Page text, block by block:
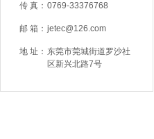
传 真： 0769-33376768
邮 箱： jetec@126.com
地 址： 东莞市莞城街道罗沙社
区新兴北路7号